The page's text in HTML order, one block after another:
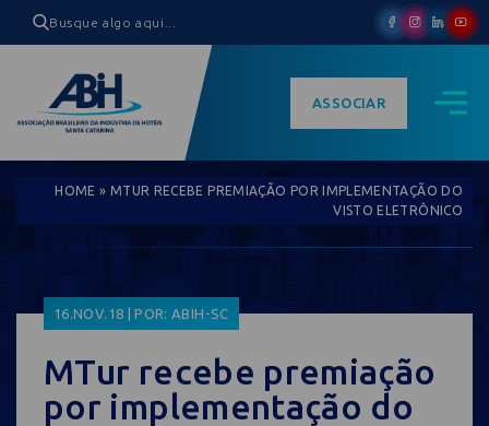
ASSOCIAR
HOME » MTUR RECEBE PREMIAÇÃO POR IMPLEMENTAÇÃO DO
VISTO ELETRÔNICO
16.NOV.18 | POR: ABIH-SC
MTur recebe premiação
por implementação do